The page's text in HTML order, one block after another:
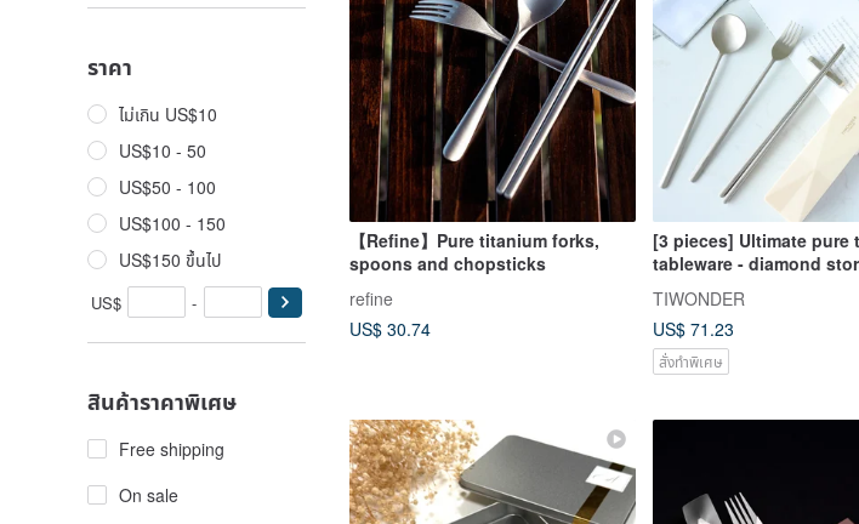
ราคา
ไม่เกิน US$10
US$10 - 50
US$50 - 100
US$100 - 150
US$150 ขึ้นไป
US$ -
สินค้าราคาพิเศษ
Free shipping
On sale
【Refine】Pure titanium forks,
spoons and chopsticks
refine
US$ 30.74
[3 pieces] Ultimate pure
tableware - diamond
TIWONDER
US$ 71.23
สั่งทำพิเศษ